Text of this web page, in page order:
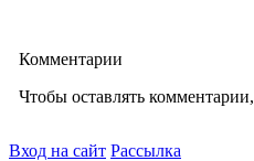
Комментарии
Чтобы оставлять
Вход на сайт Рассылка